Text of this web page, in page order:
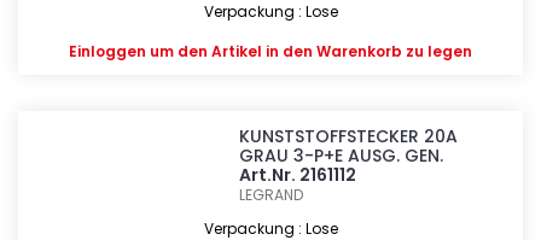
Verpackung : Lose
Einloggen um den Artikel in den Warenkorb zu legen
KUNSTSTOFFSTECKER 20A
GRAU 3-P+E AUSG. GEN.
Art.Nr. 2161112
LEGRAND
Verpackung : Lose